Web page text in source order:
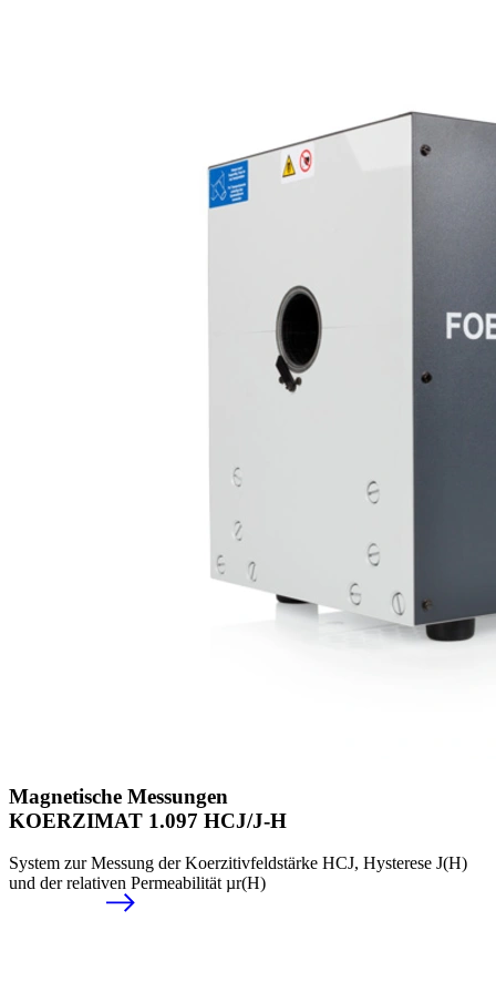
Magnetische Messungen
KOERZIMAT 1.097 HCJ/J-H
System zur Messung der Koerzitivfeldstärke HCJ, Hysterese J(H)
und der relativen Permeabilität µr(H)